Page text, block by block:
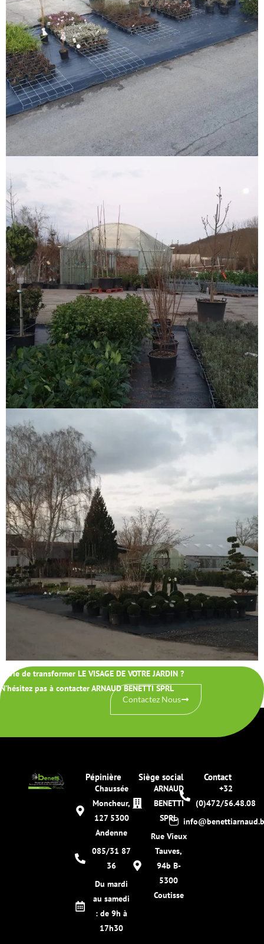
Envie de transformer LE VISAGE DE VOTRE JARDIN ?
N’hésitez pas à contacter ARNAUD BENETTI SPRL
Contactez Nous
Pépinière
Chaussée
Moncheur,
127 5300
Andenne
085/31 87
36
Du mardi
au samedi
: de 9h à
17h30
Siège social
ARNAUD
BENETTI
SPRL
Rue Vieux
Tauves,
94b B-
5300
Coutisse
Contact
+32
(0)472/56.48.08